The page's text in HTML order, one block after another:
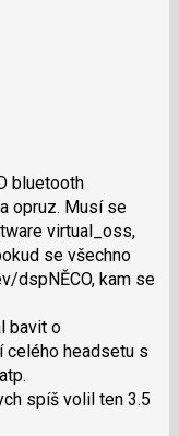
bluetooth
opruz. Musí se
virtual_oss,
se všechno
dspNĚCO, kam se
bavit o
celého headsetu s
spíš volil ten 3.5